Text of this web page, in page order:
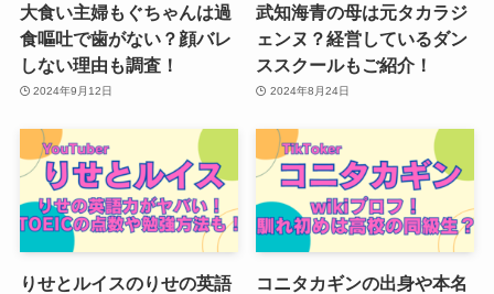
大食い主婦もぐちゃんは過
食嘔吐で歯がない？顔バレ
しない理由も調査！
2024年9月12日
武知海青の母は元タカラジ
ェンヌ？経営しているダン
ススクールもご紹介！
2024年8月24日
りせとルイスのりせの英語
コニタカギンの出身や本名